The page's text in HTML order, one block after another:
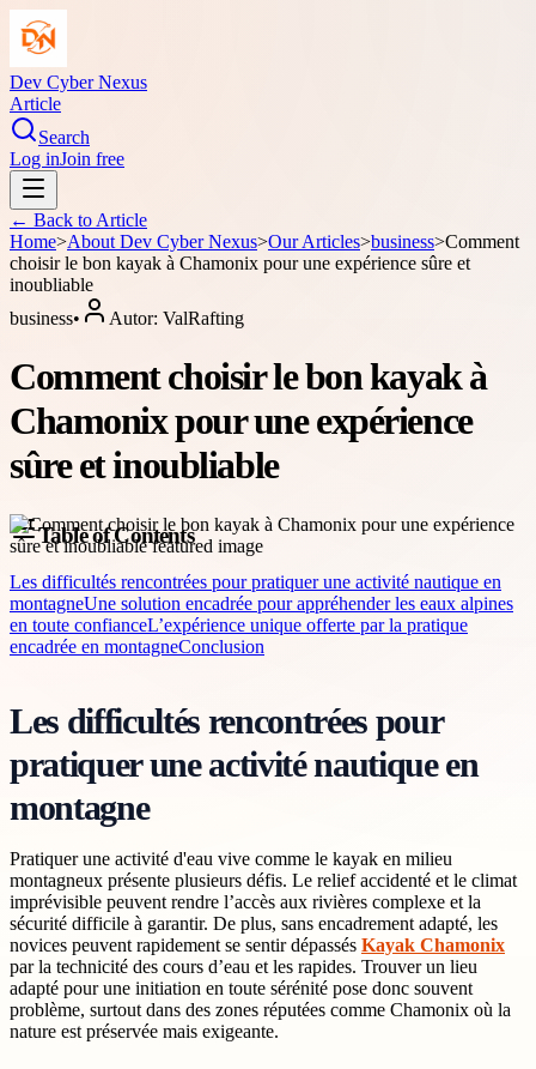
Dev Cyber Nexus
Article
Search
Log inJoin free
← Back to Article
Home>About Dev Cyber Nexus>Our Articles>business>Comment
choisir le bon kayak à Chamonix pour une expérience sûre et
inoubliable
business• Autor: ValRafting
Comment choisir le bon kayak à
Chamonix pour une expérience
sûre et inoubliable
Table of Contents
Les difficultés rencontrées pour pratiquer une activité nautique en
montagneUne solution encadrée pour appréhender les eaux alpines
en toute confianceL’expérience unique offerte par la pratique
encadrée en montagneConclusion
Les difficultés rencontrées pour
pratiquer une activité nautique en
montagne
Pratiquer une activité d'eau vive comme le kayak en milieu
montagneux présente plusieurs défis. Le relief accidenté et le climat
imprévisible peuvent rendre l’accès aux rivières complexe et la
sécurité difficile à garantir. De plus, sans encadrement adapté, les
novices peuvent rapidement se sentir dépassés Kayak Chamonix
par la technicité des cours d’eau et les rapides. Trouver un lieu
adapté pour une initiation en toute sérénité pose donc souvent
problème, surtout dans des zones réputées comme Chamonix où la
nature est préservée mais exigeante.